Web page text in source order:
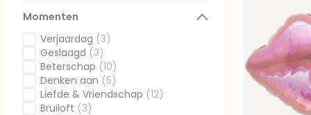
Momenten
Verjaardag (3)
Gefilterd op Momenten: Verjaardag
Geslaagd (3)
Gefilterd op Momenten: Geslaagd
Beterschap (10)
Gefilterd op Momenten: Beterschap
Denken aan (5)
Gefilterd op Momenten: Denken aan
Liefde & Vriendschap (12)
Gefilterd op Momenten: Liefde & Vriendschap
Bruiloft (3)